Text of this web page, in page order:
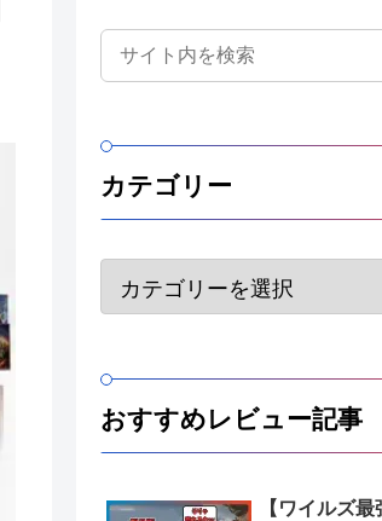
カテゴリー
おすすめレビュー記事
【ワイルズ最